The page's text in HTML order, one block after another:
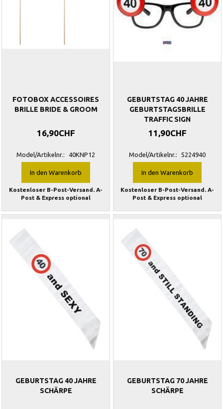
FOTOBOX ACCESSOIRES
BRILLE BRIDE & GROOM
16,90CHF
Model/Artikelnr.: 40KNP12
In den Warenkorb
Kostenloser B-Post-Versand. A-
Post & Express optional
GEBURTSTAG 40 JAHRE
GEBURTSTAGSBRILLE
TRAFFIC SIGN
11,90CHF
Model/Artikelnr.: 5224940
In den Warenkorb
Kostenloser B-Post-Versand. A-
Post & Express optional
GEBURTSTAG 40 JAHRE
SCHÄRPE
GEBURTSTAG 70 JAHRE
SCHÄRPE